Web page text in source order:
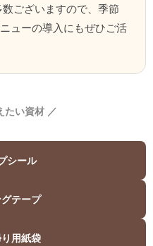
ございますので、季節
ューの導入にもぜひご活
たい資材 ／
シール
テープ
用紙袋